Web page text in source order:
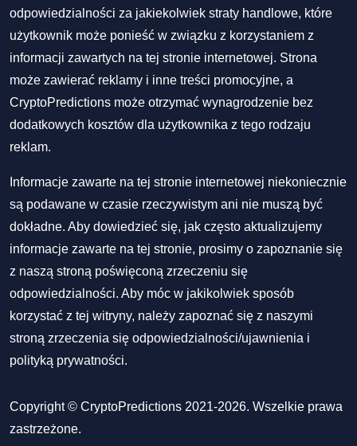
odpowiedzialności za jakiekolwiek straty handlowe, które
użytkownik może ponieść w związku z korzystaniem z
informacji zawartych na tej stronie internetowej. Strona
może zawierać reklamy i inne treści promocyjne, a
CryptoPredictions może otrzymać wynagrodzenie bez
dodatkowych kosztów dla użytkownika z tego rodzaju
reklam.
Informacje zawarte na tej stronie internetowej niekoniecznie
są podawane w czasie rzeczywistym ani nie muszą być
dokładne. Aby dowiedzieć się, jak często aktualizujemy
informacje zawarte na tej stronie, prosimy o zapoznanie się
z naszą stroną poświęconą zrzeczeniu się
odpowiedzialności. Aby móc w jakikolwiek sposób
korzystać z tej witryny, należy zapoznać się z naszymi
stroną zrzeczenia się odpowiedzialności/ujawnienia i
polityką prywatności.
Copyright © CryptoPredictions 2021-2026. Wszelkie prawa
zastrzeżone.